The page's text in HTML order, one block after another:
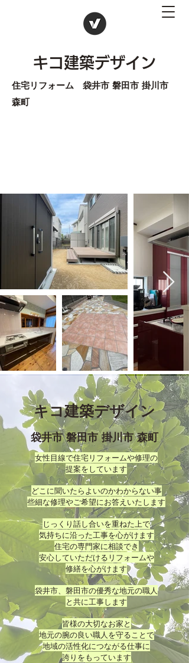
キコ建築デザイン
住宅リフォーム 袋井市 磐田市 掛川市
森町
キコ建築デザイン
​袋井市 磐田市 掛川市 森町
女性目線で住宅リフォームや修理の
提案をしています
どこに聞いたらよいのかわからない事
些細な修理やご希望にお答えいたします
じっくり話し合いを重ねた上で
気持ちに沿った工事を心がけます
住宅の専門家に相談でき
安心していただけるリフォームや
修繕を心がけます
袋井市、磐田市の優秀な地元の職人
と共に工事します
皆様の大切なお家と
地元の腕の良い職人を守ることで
地域の活性化につながる仕事に
誇りをもっています